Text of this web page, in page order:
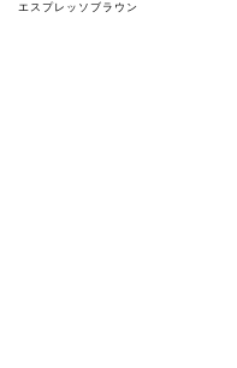
エスプレッソブラウン